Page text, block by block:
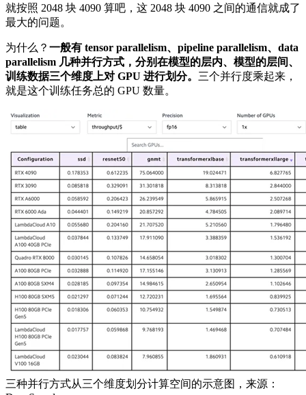
就按照 2048 块 4090 算吧，这 2048 块 4090 之间的通信就成了
最大的问题。
为什么？ 一般有 tensor parallelism、 pipeline parallelism、 data
parallelism 几种并行方式，分别在模型的层内、模型的层间、
训练数据三个维度上对 GPU 进行划分。 三个并行度乘起来，
就是这个训练任务总的 GPU 数量。
三种并行方式从三个维度划分计算空间的示意图，来源：